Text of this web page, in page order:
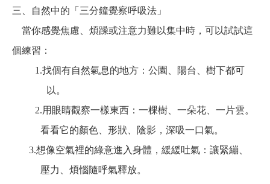
三、自然中的「三分鐘覺察呼吸法」
當你感覺焦慮、煩躁或注意力難以集中時，可以試試這
個練習：
1.找個有自然氣息的地方：公園、陽台、樹下都可
以。
2.用眼睛觀察一樣東西：一棵樹、一朵花、一片雲。
看看它的顏色、形狀、陰影，深吸一口氣。
3.想像空氣裡的綠意進入身體，緩緩吐氣：讓緊繃、
壓力、煩惱隨呼氣釋放。